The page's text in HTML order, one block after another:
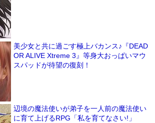
美少女と共に過ごす極上バカンス♪『DEAD
OR ALIVE Xtreme 3』等身大おっぱいマウ
スパッドが待望の復刻！
辺境の魔法使いが弟子を一人前の魔法使い
に育て上げるRPG「私を育てなさい!」